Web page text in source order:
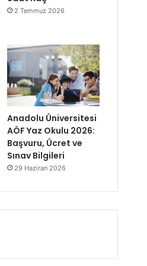
2 Temmuz 2026
Anadolu Üniversitesi
AÖF Yaz Okulu 2026:
Başvuru, Ücret ve
Sınav Bilgileri
29 Haziran 2026